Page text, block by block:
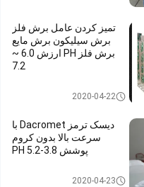
تمیز کردن عامل برش فلز
برش سیلیکون برش مایع
برش فلز PH ارزش 6.0 ~
7.2
2020-04-22
دیسک ترمز Dacromet با
سرعت بالا بدون کروم
پوشش 3.8-5.2 PH
پوشش Dacromet2020-04-23